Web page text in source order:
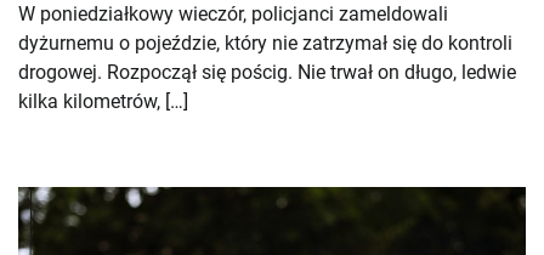
W poniedziałkowy wieczór, policjanci zameldowali
dyżurnemu o pojeździe, który nie zatrzymał się do kontroli
drogowej. Rozpoczął się pościg. Nie trwał on długo, ledwie
kilka kilometrów, […]